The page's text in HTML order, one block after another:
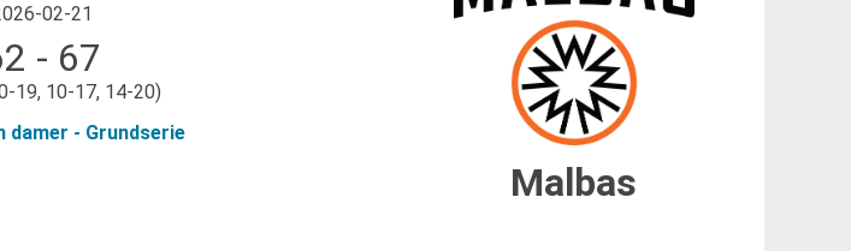
02-21
- 67
19, 10-17, 14-20)
damer - Grundserie
Malbas